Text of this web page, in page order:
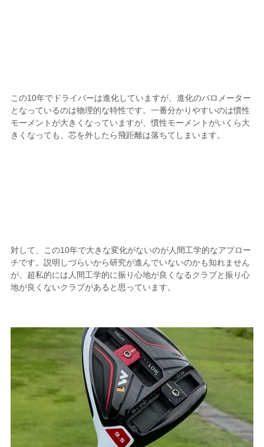
この10年でドライバーは進化していますが、進化のバロメーター
となっているのは物理的な特性です。一番分かりやすいのは慣性
モーメントが大きくなっていますが、慣性モーメントがいくら大
きくなっても、芯を外したら飛距離は落ちてしまいます。
対して、この10年で大きな変化がないのが人間工学的なアプロー
チです。説明しづらいから研究が進んでいないのかも知れません
が、超私的には人間工学的に振り心地が良くなるクラブと振り心
地が良くないクラブがあると思っています。